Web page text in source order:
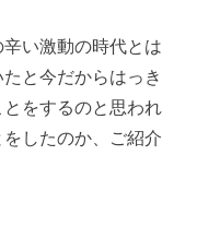
い激動の時代とは
と今だからはっき
をするのと思われ
したのか、ご紹介